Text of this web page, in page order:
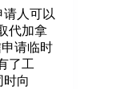
人可以
代加拿
请临时
了工
时向